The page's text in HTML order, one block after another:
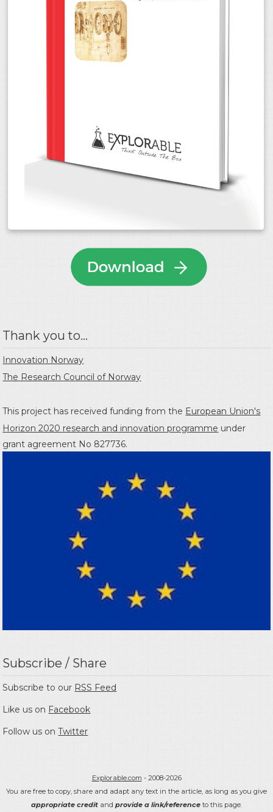
Thank you to...
Innovation Norway
The Research Council of Norway
This project has received funding from the European Union's
Horizon 2020 research and innovation programme under
grant agreement No 827736.
Subscribe / Share
Subscribe to our RSS Feed
Like us on Facebook
Follow us onTwitter
Explorable.com - 2008-2026
You are free to copy, share and adapt any text in the article, as long as you give
appropriate credit and provide a link/reference to this page.